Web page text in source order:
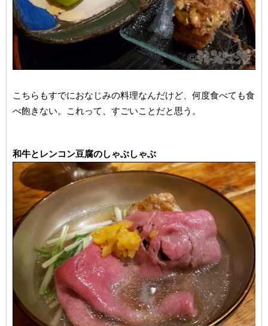
こちらもすでにおなじみの料理なんだけど、何度食べても食
べ飽きない。これって、すごいことだと思う。
和牛とレンコン豆腐のしゃぶしゃぶ